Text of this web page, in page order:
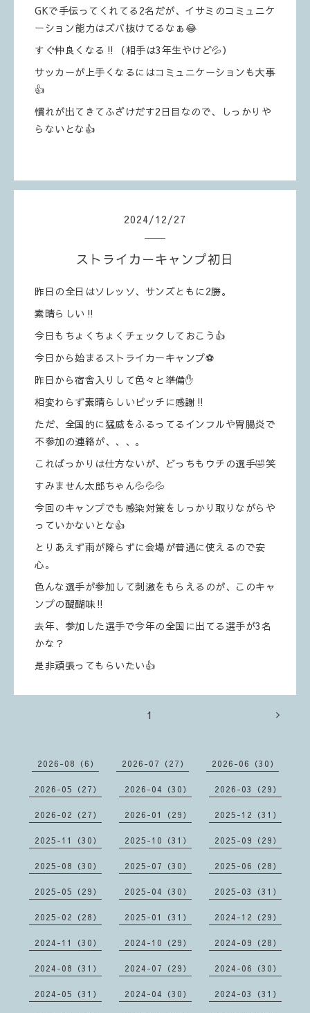
GKで手伝ってくれてる2名だが、イサミのコミュニケ
ーション能力はズバ抜けてるなぁ😂
すぐ仲良くなる‼️（相手は3年生やけど💦）
サッカーが上手くなるにはコミュニケーションも大事
👍
慣れが出てきてふざけだす2日目なので、しっかりや
らないとな👍
2024/12/27
ストライカーキャンプ初日
昨日の全日はソレッソ、サンズともに2勝。
素晴らしい‼️
今日もちょくちょくチェックしておこう👍
今日から始まるストライカーキャンプ⚽️
昨日から宿舎入りして色々と準備✋
相変わらず素晴らしいピッチに感謝‼️
ただ、全国的に猛威をふるってるインフルや胃腸炎で
不参加の連絡が、、、。
こればっかりは仕方ないが、どっちもウチの選手🤣笑
すみません太郎ちゃん💦💦💦
今回のキャンプでも感染対策をしっかり取りながらや
っていかないとな👍
とりあえず雨が降らずに会場が普通に使えるので安
心。
色んな選手が参加して刺激をもらえるのが、このキャ
ンプの醍醐味‼️
去年、参加した選手で今年の全国に出てる選手が3名
かな？
是非頑張ってもらいたい👍
1
2026-08（6） 2026-07（27） 2026-06（30）
2026-05（27） 2026-04（30） 2026-03（29）
2026-02（27） 2026-01（29） 2025-12（31）
2025-11（30） 2025-10（31） 2025-09（29）
2025-08（30） 2025-07（30） 2025-06（28）
2025-05（29） 2025-04（30） 2025-03（31）
2025-02（28） 2025-01（31） 2024-12（29）
2024-11（30） 2024-10（29） 2024-09（28）
2024-08（31） 2024-07（29） 2024-06（30）
2024-05（31） 2024-04（30） 2024-03（31）